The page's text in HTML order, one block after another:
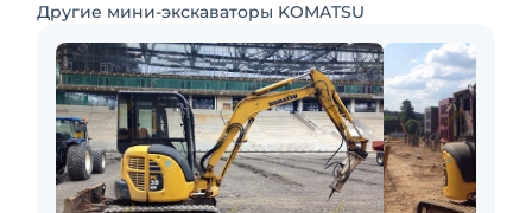
Другие мини-экскаваторы KOMATSU